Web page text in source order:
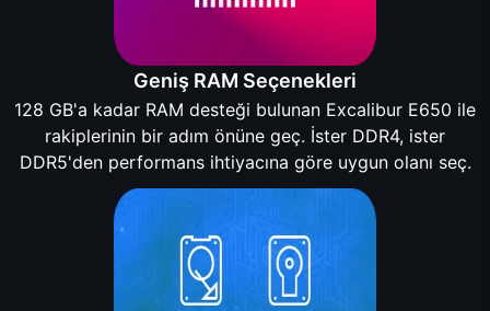
Geniş RAM Seçenekleri
128 GB'a kadar RAM desteği bulunan Excalibur E650 ile
rakiplerinin bir adım önüne geç. İster DDR4, ister
DDR5'den performans ihtiyacına göre uygun olanı seç.